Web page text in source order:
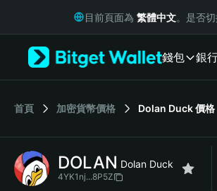
Русский
Italiano
简体中文
繁體中文
目前頁面為 繁體中文。是否
錢包 銀
首頁 加密貨幣價格 Dolan Duck價格
DOLAN Dolan Duck
4YK1nj...8P5Z